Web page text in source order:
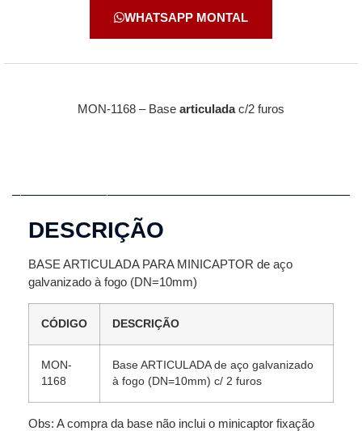
WHATSAPP MONTAL
MON-1168 – Base articuladac/2 furos
DESCRIÇÃO
BASE ARTICULADA PARA MINICAPTOR de aço
galvanizado à fogo (DN=10mm)
CÓDIGO DESCRIÇÃO
MON-
1168
Base ARTICULADA de aço galvanizado
à fogo (DN=10mm) c/ 2 furos
Obs: A compra da base não inclui o minicaptor fixação